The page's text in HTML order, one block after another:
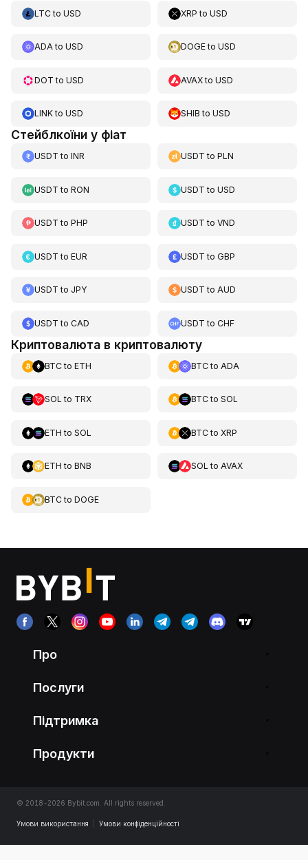
LTCto USD XRP toUSD
ADAto USD DOGEtoUSD
DOT to USD AVAXtoUSD
LINKto USD SHIB toUSD
Стейблкоїни у фіат
USDT to INR USDT toPLN
USDT to RON USDT toUSD
USDT to PHP USDT toVND
USDT to EUR USDT toGBP
USDT to JPY USDT toAUD
USDT to CAD USDT toCHF
Криптовалюта в криптовалюту
BTCto ETH BTCto ADA
SOL to TRX BTCto SOL
ETH to SOL BTCto XRP
ETH to BNB SOL to AVAX
BTCto DOGE
Про
Послуги
Підтримка
Продукти
© 2018-2026 Bybit.com. All rights reserved.
Умови використання Умови конфіденційності